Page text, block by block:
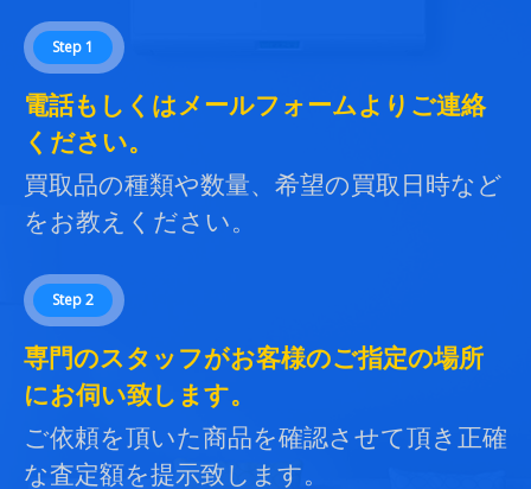
Step 1
電話もしくはメールフォームよりご連絡
ください。
買取品の種類や数量、希望の買取日時など
をお教えください。
Step 2
専門のスタッフがお客様のご指定の場所
にお伺い致します。
ご依頼を頂いた商品を確認させて頂き正確
な査定額を提示致します。